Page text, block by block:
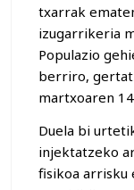
txarrak
izugarrikeria
Populazio
berriro,
martxoaren
Duela bi
injektatzeko
fisikoa arrisku